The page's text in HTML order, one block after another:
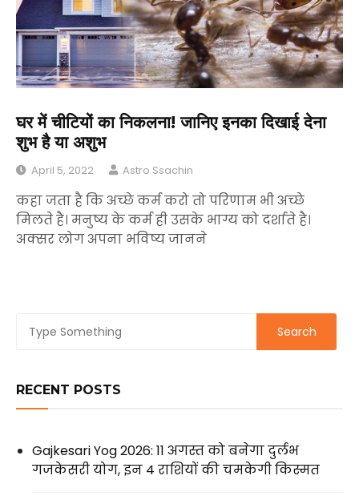
घर में चीटियों का निकलना! जानिए इनका दिखाई देना
शुभ है या अशुभ
April 5, 2022 Astro Ssachin
कहा जता है कि अच्छे कर्म करो तो परिणाम भी अच्छे
मिलते है। मनुष्य के कर्म ही उसके भाग्य को दर्शाते है।
अक्सर लोग अपना भविष्य जानने
RECENT POSTS
Gajkesari Yog 2026: 11 अगस्त को बनेगा दुर्लभ
गजकेसरी योग, इन 4 राशियों की चमकेगी किस्मत